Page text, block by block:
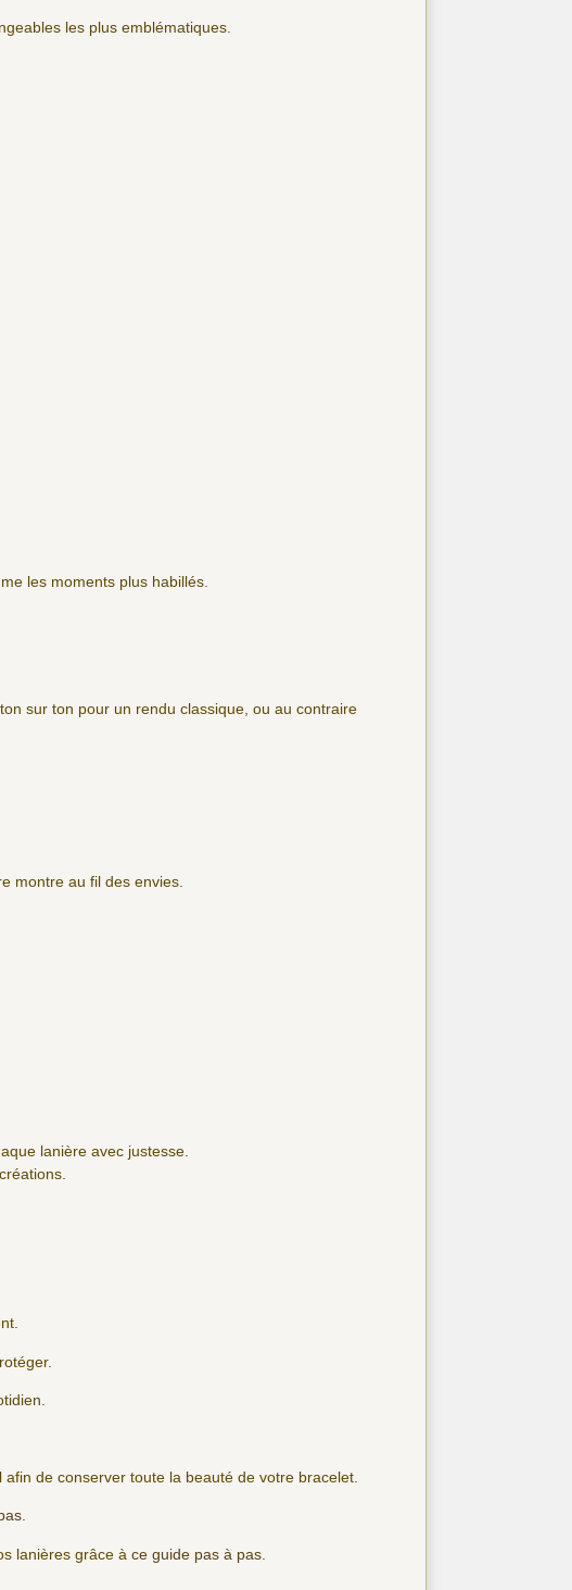
les plus emblématiques.
les moments plus habillés.
sur ton pour un rendu classique, ou au contraire
montre au fil des envies.
lanière avec justesse.
de conserver toute la beauté de votre bracelet.
lanières grâce àce guide pas à pas